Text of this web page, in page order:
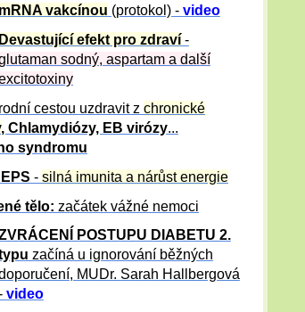
mRNA vakcínou (protokol) - video
Devastující efekt pro zdraví-
sodný, aspartam a další
cestou uzdravit z chronické
, Chlamydiózy, EB virózy...
syndromu
- silná imunita a nárůst energie
tělo: začátek vážné nemoci
NÍ POSTUPU DIABETU 2.
začíná u ignorování běžných
MUDr. Sarah Hallbergová
video